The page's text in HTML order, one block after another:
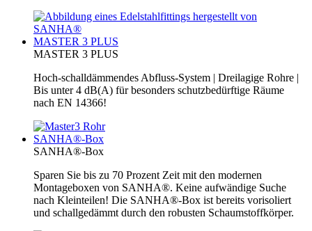
MASTER 3 PLUS
MASTER 3 PLUS
Hoch-schalldämmendes Abfluss-System | Dreilagige Rohre |
Bis unter 4 dB(A) für besonders schutzbedürftige Räume
nach EN 14366!
SANHA®-Box
SANHA®-Box
Sparen Sie bis zu 70 Prozent Zeit mit den modernen
Montageboxen von SANHA®. Keine aufwändige Suche
nach Kleinteilen! Die SANHA®-Box ist bereits vorisoliert
und schallgedämmt durch den robusten Schaumstoffkörper.